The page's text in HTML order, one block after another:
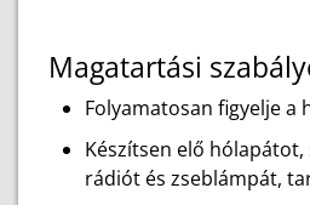
Magatartási
Folyamatosan figyelje a
Készítsen elő
rádiót és zseblámpát,